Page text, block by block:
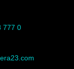
777 0